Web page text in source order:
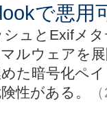
で悪用
ュとExifメ
ルウェアを
た暗号化ペ
性がある。